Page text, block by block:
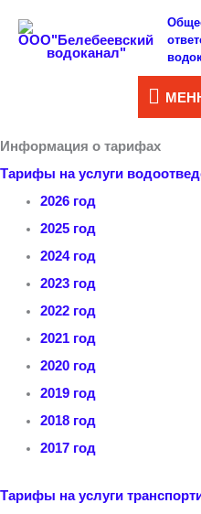
Информация о тарифах
Тарифы на услуги
2026 год
2025 год
2024 год
2023 год
2022 год
2021 год
2020 год
2019 год
2018 год
2017 год
Тарифы на услуги